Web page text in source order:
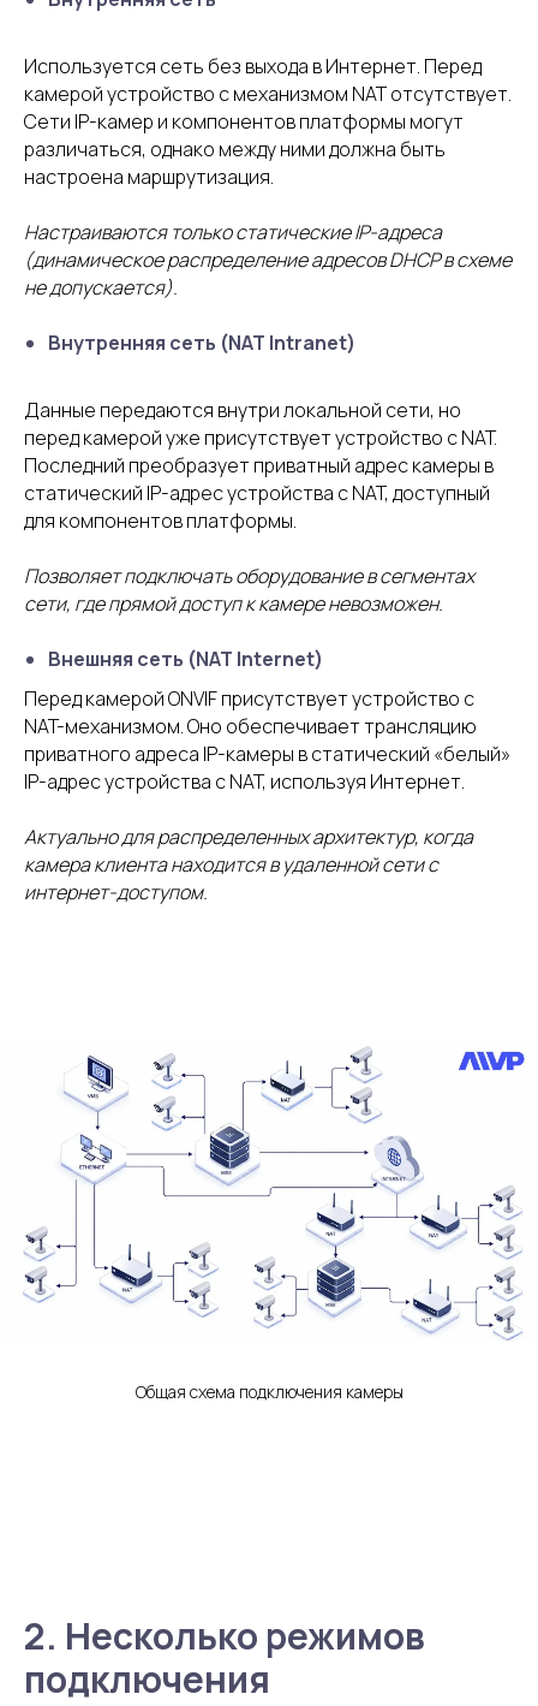
Используется сеть без выхода в Интернет. Перед
камерой устройство с механизмом NAT отсутствует.
Сети IP-камер и компонентов платформы могут
различаться, однако между ними должна быть
настроена маршрутизация.
Настраиваются только статические IP-адреса
(динамическое распределение адресов DHCP в схеме
не допускается).
Внутренняя сеть (NAT Intranet)
Данные передаются внутри локальной сети, но
перед камерой уже присутствует устройство с NAT.
Последний преобразует приватный адрес камеры в
статический IP-адрес устройства с NAT, доступный
для компонентов платформы.
Позволяет подключать оборудование в сегментах
сети, где прямой доступ к камере невозможен.
Внешняя сеть (NAT Internet)
Перед камерой ONVIF присутствует устройство с
NAT-механизмом. Оно обеспечивает трансляцию
приватного адреса IP-камеры в статический «белый»
IP-адрес устройства с NAT, используя Интернет.
Актуально для распределенных архитектур, когда
камера клиента находится в удаленной сети с
интернет-доступом.
Общая схема подключения камеры
2. Несколько режимов
подключения